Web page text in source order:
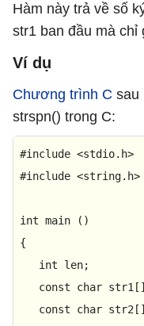
Hàm này trả về số
str1 ban đầu mà chỉ
Ví dụ
Chương trình C sau
strspn() trong C:
#include <stdio.h>
#include <string.h>
int main
()
{
int len;
const
char
const
char